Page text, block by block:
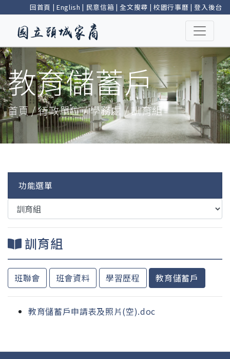
回首頁 | English | 民意信箱 |全文搜尋 | 校園行事曆 |登入後台
教育儲蓄戶
首頁 / 行政單位 / 學務處 / 訓育組
功能選單
訓育組
班聯會 班會資料 學習歷程 教育儲蓄戶
教育儲蓄戶申請表及照片(空).doc